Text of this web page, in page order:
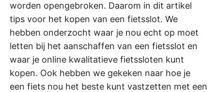
worden opengebroken. Daarom in dit artikel
tips voor het kopen van een fietsslot. We
hebben onderzocht waar je nou echt op moet
letten bij het aanschaffen van een fietsslot en
waar je online kwalitatieve fietssloten kunt
kopen. Ook hebben we gekeken naar hoe je
een fiets nou het beste kunt vastzetten met een